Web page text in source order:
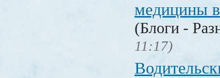
медицины
(Блоги -
11:17)